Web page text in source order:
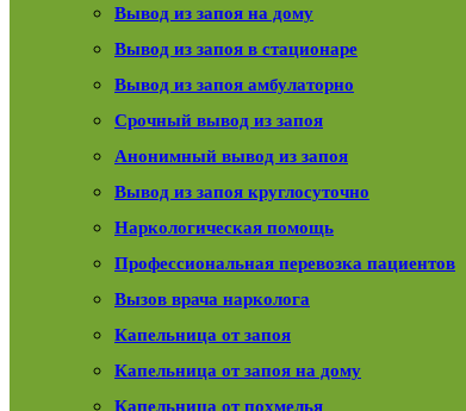
Вывод из запоя на дому
Вывод из запоя в стационаре
Вывод из запоя амбулаторно
Срочный вывод из запоя
Анонимный вывод из запоя
Вывод из запоя круглосуточно
Наркологическая помощь
Профессиональная перевозка пациентов
Вызов врача нарколога
Капельница от запоя
Капельница от запоя на дому
Капельница от похмелья